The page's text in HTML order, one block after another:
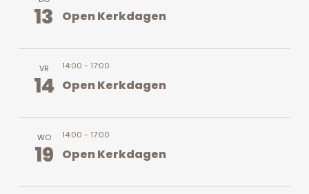
13 Open Kerkdagen
VR
14
14:00 - 17:00
Open Kerkdagen
WO
19
14:00 - 17:00
Open Kerkdagen